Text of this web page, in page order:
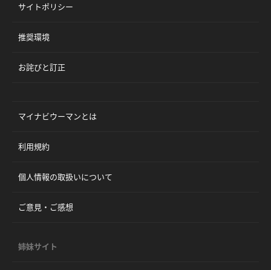
サイトポリシー
推奨環境
お詫びと訂正
マイナビウーマンとは
利用規約
個人情報の取扱いについて
ご意見・ご感想
姉妹サイト